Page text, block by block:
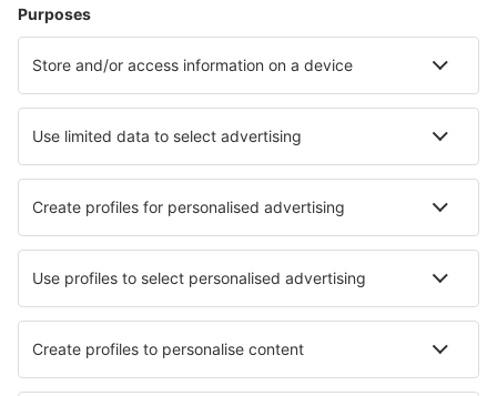
Flyg+Hotell
Hotell
Sevärdheter
Sportevenemang
Läs mer
Mobilapp
Flygbolag
SAS
Ryanair
Lufthansa